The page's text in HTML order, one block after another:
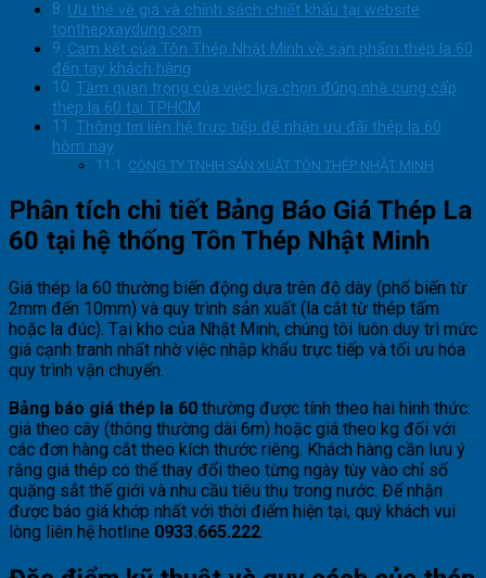
Ưu thế về giá và chính sách chiết khấu tại website
tonthepxaydung.com
Cam kết của Tôn Thép Nhật Minh về sản phẩm thép la 60
đến tay khách hàng
Tầm quan trọng của việc lựa chọn đúng nhà cung cấp
thép la 60 tại TPHCM
Thông tin liên hệ trực tiếp để nhận ưu đãi thép la 60
hôm nay
CÔNG TY TNHH SẢN XUẤT TÔN THÉP NHẬT MINH
Phân tích chi tiết Bảng Báo Giá Thép La
60 tại hệ thống Tôn Thép Nhật Minh
Giá thép la 60 thường biến động dựa trên độ dày (phổ biến từ
2mm đến 10mm) và quy trình sản xuất (la cắt từ thép tấm
hoặc la đúc). Tại kho của Nhật Minh, chúng tôi luôn duy trì mức
giá cạnh tranh nhất nhờ việc nhập khẩu trực tiếp và tối ưu hóa
quy trình vận chuyển.
Bảng báo giá thép la 60 thường được tính theo hai hình thức:
giá theo cây (thông thường dài 6m) hoặc giá theo kg đối với
các đơn hàng cắt theo kích thước riêng. Khách hàng cần lưu ý
rằng giá thép có thể thay đổi theo từng ngày tùy vào chỉ số
quặng sắt thế giới và nhu cầu tiêu thụ trong nước. Để nhận
được báo giá khớp nhất với thời điểm hiện tại, quý khách vui
lòng liên hệ hotline 0933.665.222.